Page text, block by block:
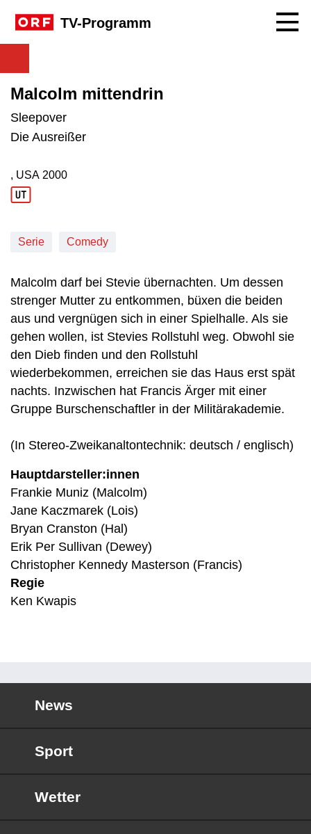
TV-Programm
Malcolm mittendrin
Sleepover
Die Ausreißer
Produktionsland: USA
, USA
Produktionsjahr: 2000
2000
Serie Comedy
Malcolm darf bei Stevie übernachten. Um dessen
strenger Mutter zu entkommen, büxen die beiden
aus und vergnügen sich in einer Spielhalle. Als sie
gehen wollen, ist Stevies Rollstuhl weg. Obwohl sie
den Dieb finden und den Rollstuhl
wiederbekommen, erreichen sie das Haus erst spät
nachts. Inzwischen hat Francis Ärger mit einer
Gruppe Burschenschaftler in der Militärakademie.
(In Stereo-Zweikanaltontechnik: deutsch / englisch)
Hauptdarsteller:innen
Frankie Muniz (Malcolm)
Jane Kaczmarek (Lois)
Bryan Cranston (Hal)
Erik Per Sullivan (Dewey)
Christopher Kennedy Masterson (Francis)
Regie
Ken Kwapis
News
Sport
Wetter